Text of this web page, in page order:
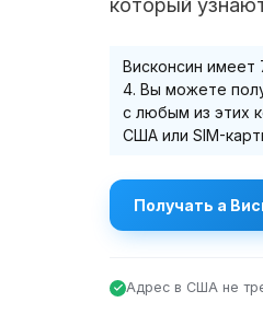
который
Висконсин имеет
4. Вы можете
с любым из этих
США или SIM-
Получать a
Адрес в США не